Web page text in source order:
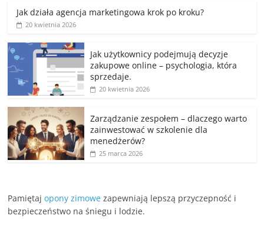
Jak działa agencja marketingowa krok po kroku?
20 kwietnia 2026
Jak użytkownicy podejmują decyzje
zakupowe online – psychologia, która
sprzedaje.
20 kwietnia 2026
Zarządzanie zespołem – dlaczego warto
zainwestować w szkolenie dla
menedżerów?
25 marca 2026
Pamiętajopony zimowe zapewniają lepszą przyczepność i
bezpieczeństwo na śniegu i lodzie.